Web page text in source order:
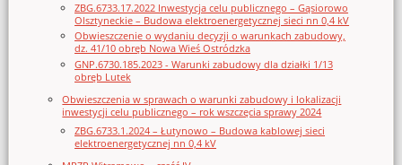
ZBG.6733.17.2022 Inwestycja celu publicznego – Gąsiorowo
Olsztyneckie – Budowa elektroenergetycznej sieci nn 0,4 kV
Obwieszczenie o wydaniu decyzji o warunkach zabudowy,
dz. 41/10 obręb Nowa Wieś Ostródzka
GNP.6730.185.2023 - Warunki zabudowy dla działki 1/13
obręb Lutek
Obwieszczenia w sprawach o warunki zabudowy i lokalizacji
inwestycji celu publicznego – rok wszczęcia sprawy 2024
ZBG.6733.1.2024 – Łutynowo – Budowa kablowej sieci
elektroenergetycznej nn 0,4 kV